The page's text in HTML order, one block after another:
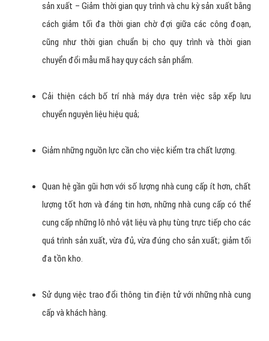
sản xuất – Giảm thời gian quy trình và chu kỳ sản xuất bằng
cách giảm tối đa thời gian chờ đợi giữa các công đoạn,
cũng như thời gian chuẩn bị cho quy trình và thời gian
chuyển đổi mẫu mã hay quy cách sản phẩm.
Cải thiện cách bố trí nhà máy dựa trên việc sắp xếp lưu
chuyển nguyên liệu hiệu quả;
Giảm những nguồn lực cần cho việc kiểm tra chất lượng.
Quan hệ gần gũi hơn với số lượng nhà cung cấp ít hơn, chất
lượng tốt hơn và đáng tin hơn, những nhà cung cấp có thể
cung cấp những lô nhỏ vật liệu và phụ tùng trực tiếp cho các
quá trình sản xuất, vừa đủ, vừa đúng cho sản xuất; giảm tối
đa tồn kho.
Sử dụng việc trao đổi thông tin điện tử với những nhà cung
cấp và khách hàng.